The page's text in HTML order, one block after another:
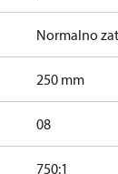
Normalno
250 mm
08
750:1